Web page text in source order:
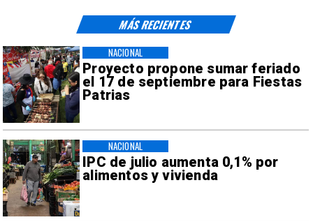
Proyecto propone sumar feriado
el 17 de septiembre para Fiestas
Patrias
NACIONAL
IPC de julio aumenta 0,1% por
alimentos y vivienda
NACIONAL
MÁS RECIENTES